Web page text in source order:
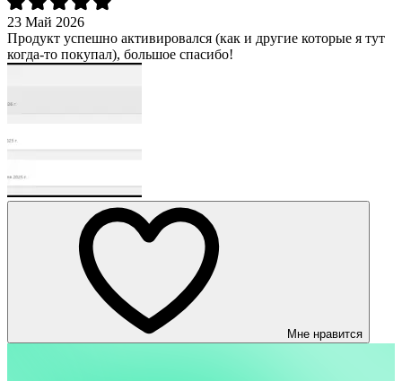
23 Май 2026
Продукт успешно активировался (как и другие которые я тут
когда-то покупал), большое спасибо!
Мне нравится